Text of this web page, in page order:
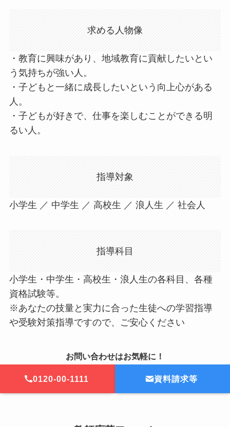
求める人物像
・教育に興味があり、地域教育に貢献したいとい
う気持ちが強い人。
・子どもと一緒に成長したいという向上心がある
人。
・子どもが好きで、仕事を楽しむことができる明
るい人。
指導対象
小学生 ／ 中学生 ／ 高校生 ／ 浪人生 ／ 社会人
指導科目
小学生・中学生・高校生・浪人生の各科目、各種
資格試験等。
※あなたの技量と実力に合った生徒への学習指導
や受験対策指導ですので、ご安心ください
お問い合わせはお気軽に！
0120-00-1111 資料請求等